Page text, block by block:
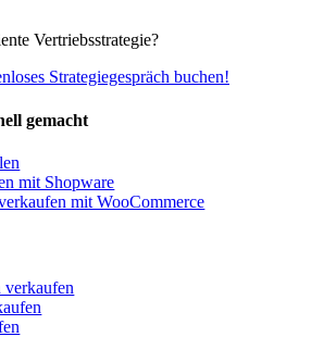
Vertriebsstrategie?
Strategiegespräch buchen!
gemacht
mit Shopware
mit WooCommerce